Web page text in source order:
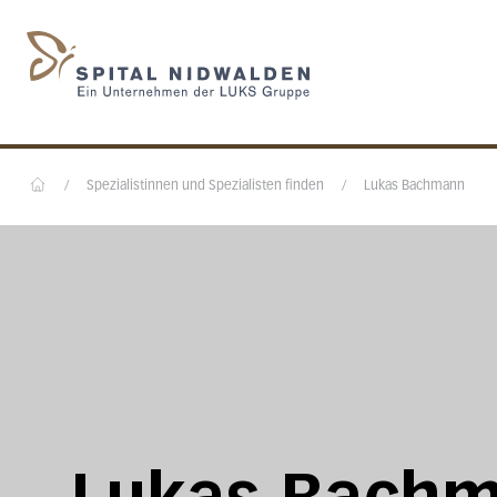
/ Spezialistinnen und Spezialisten finden / Lukas Bachmann